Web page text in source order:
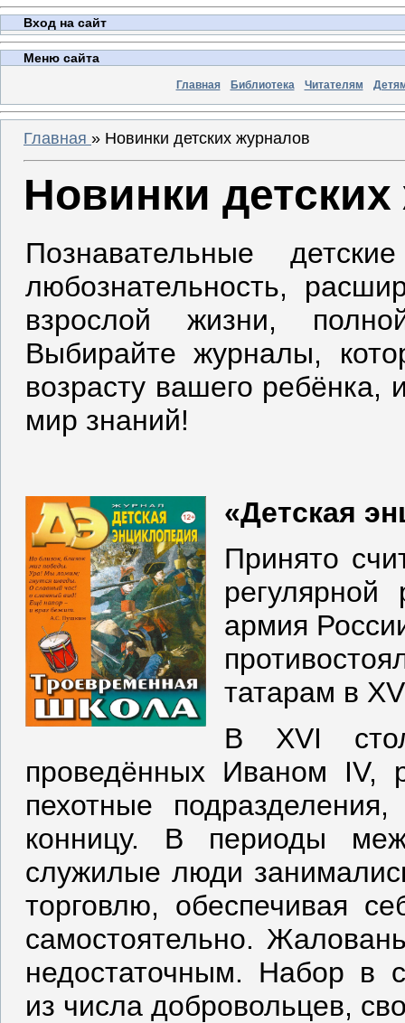
Вход на сайт
Меню сайта
Главная Библиотека Читателям
Главная » Новинки детских журналов
Новинки
Познавательные
любознательность,
взрослой жизни,
Выбирайте журналы,
возрасту вашего ребёнка,
мир знаний!
«Детская
Принято
армия
татарам в
В XVI
проведённых Иваном IV,
пехотные
конницу. В периоды
служилые люди
торговлю, обеспечивая
самостоятельно.
недостаточным. Набор в
из числа добровольцев,